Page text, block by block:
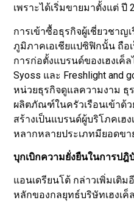
เพราะได้เริ่มขายมาตั้งแต่ ปี
การเข้าซื้อธุรกิจผู้เชี่ยวชาญ
ภูมิภาคเอเชียแปซิฟิกนั้น ถือ
การก่อตั้งแบรนด์ของเฮงเค็ล
Syoss และ Freshlight and
หน่วยธุรกิจดูแลความงาม
ผลิตภัณฑ์ในครัวเรือนเข้าด้
สร้างเป็นแบรนด์ผู้บริโภคเฮ
หลากหลายประเภทมียอดข
บุกเบิกความยั่งยืนในการปฎิ
แอนเดรียนโต้ กล่าวเพิ่มเติ
หลักของกลยุทธ์บริษัทเฮงเ